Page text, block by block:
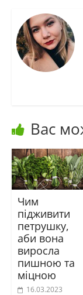
Вас
Чим
підживити
петрушку,
аби вона
виросла
пишною та
міцною
16.03.2023